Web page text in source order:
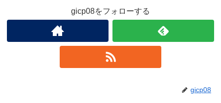
gicp08をフォローする
gicp08